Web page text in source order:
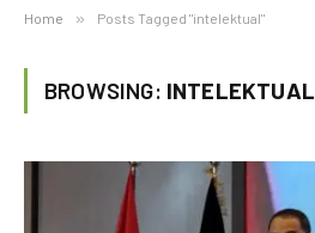
Home » Posts Tagged "intelektual"
BROWSING: INTELEKTUAL